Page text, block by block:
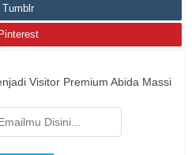
Tumblr
Pinterest
Visitor Premium Abida Massi